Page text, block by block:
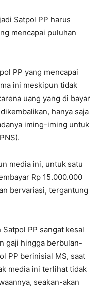
Satpol PP harus
mencapai puluhan
PP yang mencapai
ini meskipun tidak
uang yang di bayar
hanya saja
iming-iming untuk
media ini, untuk satu
Rp 15.000.000
bervariasi, tergantung
PP sangat kesal
gaji hingga berbulan-
PP berinisial MS, saat
media ini terlihat tidak
seakan-akan